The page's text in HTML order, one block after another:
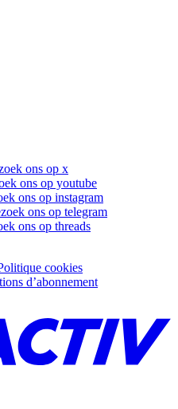
ons op x
ons op youtube
ons op instagram
ons op telegram
ons op threads
cookies
d’abonnement